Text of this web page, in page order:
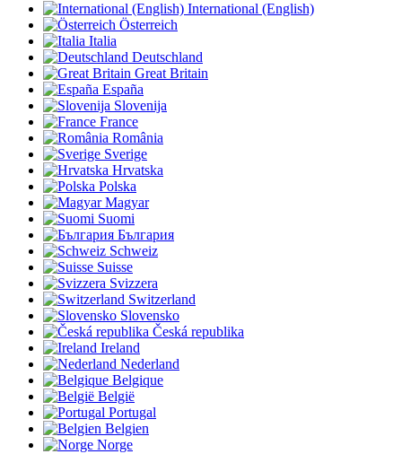
International (English)
Österreich
Italia
Deutschland
Great Britain
España
Slovenija
France
România
Sverige
Hrvatska
Polska
Magyar
Suomi
България
Schweiz
Suisse
Svizzera
Switzerland
Slovensko
Česká republika
Ireland
Nederland
Belgique
België
Portugal
Belgien
Norge